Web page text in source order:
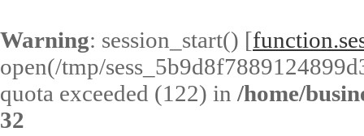
Warning: session_start() [
open(/tmp/
quota exceeded (122) in /home/
32